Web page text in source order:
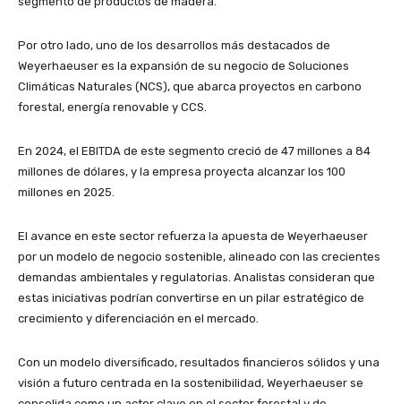
Por otro lado, uno de los desarrollos más destacados de
Weyerhaeuser es la expansión de su negocio de Soluciones
Climáticas Naturales (NCS), que abarca proyectos en carbono
forestal, energía renovable y CCS.
En 2024, el EBITDA de este segmento creció de 47 millones a 84
millones de dólares, y la empresa proyecta alcanzar los 100
millones en 2025.
El avance en este sector refuerza la apuesta de Weyerhaeuser
por un modelo de negocio sostenible, alineado con las crecientes
demandas ambientales y regulatorias. Analistas consideran que
estas iniciativas podrían convertirse en un pilar estratégico de
crecimiento y diferenciación en el mercado.
Con un modelo diversificado, resultados financieros sólidos y una
visión a futuro centrada en la sostenibilidad, Weyerhaeuser se